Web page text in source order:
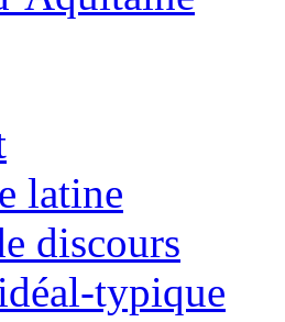
latine
discours
typique